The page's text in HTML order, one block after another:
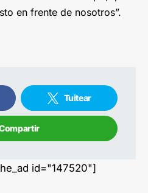
en frente de nosotros”.
Tuitear
id="147520"]